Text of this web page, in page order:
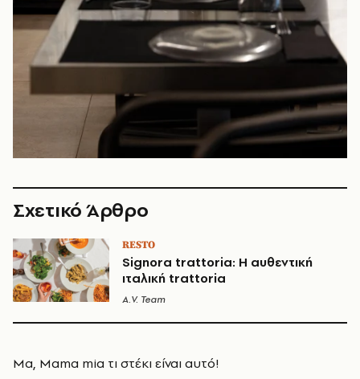
Σχετικό Άρθρο
RESTO
Signora trattoria: Η αυθεντική
ιταλική trattoria
A.V. Team
Μα, Mama mia τι στέκι είναι αυτό!